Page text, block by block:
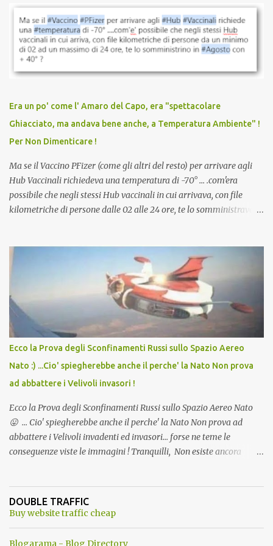
vaccinazione. Non avevamo mai sentito parlare di ricompense,
sconti, incentivi per vaccinarsi. Non avevamo mai visto
discriminazioni per coloro che non l’hanno fatto. Se non sei stato
vaccinato, nessuno aveva prima cercato di farti sentire una
persona cattiva. Non avevamo mai visto un vaccino che minacci le
vaccino usato per minacciare i mezzi di sussistenza, il lavoro o la
scuola. Non avevamo mai visto un vaccino che permettesse a un
dodicenne di ignorare il consenso dei genitori. Dopo tutti i vaccini
che abbiamo elencato sopra...
Era un po' come l' Amaro del Capo, era "spettacolare
Ghiacciato, ma andava bene anche, a Temperatura Ambiente" !
Per Non Dimenticare !
Ma se il Vaccino PFizer (come gli altri del resto) per arrivare agli
Hub Vaccinali richiedeva una temperatura di -70° ... .com'era
possibile che negli stessi Hub vaccinali in cui arrivava, con file
kilometriche di persone dalle 02 alle 24 ore, te lo somministravano
Vaccino come: l' Amaro del Capo, era "spettacolare Ghiacciato, ma
andava bene anche, a Temperatura Ambiente"! Riproponiamo
l'articolo per NON Dimenticare!
Ecco la Prova degli Sconfinamenti Russi sullo Spazio Aereo
Nato :) ...Cio' spiegherebbe anche il perche' la Nato Non prova
ad abbattere i Velivoli invasori !
Ecco la Prova degli Sconfinamenti Russi sullo Spazio Aereo Nato
😛 ... Cio' spiegherebbe anche il perche' la Nato Non prova ad
abbattere i Velivoli invadenti ed invasori... forse ne teme le
conseguenze viste le immagini ! Tranquilli, Non esiste ancora
ancora una fantasia Nato o forse una "False Flag", per provocare
una guerra mondiale che difficilmente da menti sane, potrebbe
DOUBLE TRAFFIC
Buy website traffic cheap
Blogarama - Blog Directory